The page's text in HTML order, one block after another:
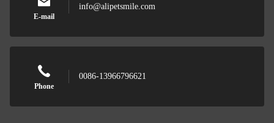
E-mail
info@alipetsmile.com
Phone
0086-13966796621